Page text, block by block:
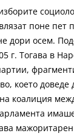
поне пет
дори осем.
г. Тогава в
което
коалиция